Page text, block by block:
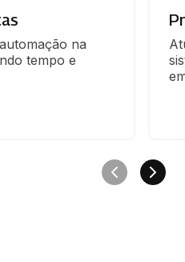
na
tempo e